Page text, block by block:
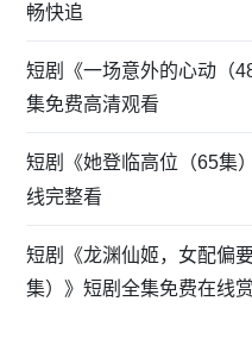
畅快追
短剧《一场意外的心动（
集免费高清观看
短剧《她登临高位（65集
线完整看
短剧《龙渊仙姬，女配偏
集）》短剧全集免费在线赏